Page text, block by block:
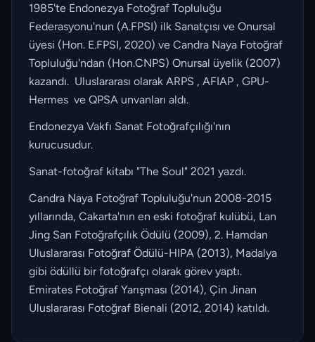
1985'te Endonezya Fotoğraf Topluluğu
Federasyonu'nun (A.FPSI) ilk Sanatçısı ve Onursal
üyesi (Hon. E.FPSI, 2020) ve Candra Naya Fotoğraf
Topluluğu'ndan (Hon.CNPS) Onursal üyelik (2007)
kazandı. Uluslararası olarak ARPS , AFIAP , GPU-
Hermes ve QPSA unvanları aldı.
Endonezya Vakfı Sanat Fotoğrafçılığı'nın
kurucusudur.
Sanat-fotoğraf kitabı "The Soul" 2021 yazdı.
Candra Naya Fotoğraf Topluluğu'nun 2008-2015
yıllarında, Cakarta'nın en eski fotoğraf kulübü, Lan
Jing San Fotoğrafçılık Ödülü (2009), 2. Hamdan
Uluslararası Fotoğraf Ödülü-HIPA (2013), Madalya
gibi ödüllü bir fotoğrafçı olarak görev yaptı.
Emirates Fotoğraf Yarışması (2014), Çin Jinan
Uluslararası Fotoğraf Bienali (2012, 2014) katıldı.